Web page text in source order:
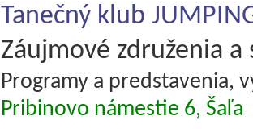
Tanečný klub
Záujmové združenia a
Programy a predstavenia,
Pribinovo námestie 6, Šaľa